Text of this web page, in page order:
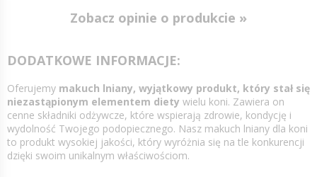
Zobacz opinie o produkcie »
DODATKOWE INFORMACJE:
Oferujemy makuch lniany, wyjątkowy produkt, który stał się
niezastąpionym elementem diety wielu koni. Zawiera on
cenne składniki odżywcze, które wspierają zdrowie, kondycję i
wydolność Twojego podopiecznego. Nasz makuch lniany dla koni
to produkt wysokiej jakości, który wyróżnia się na tle konkurencji
dzięki swoim unikalnym właściwościom.